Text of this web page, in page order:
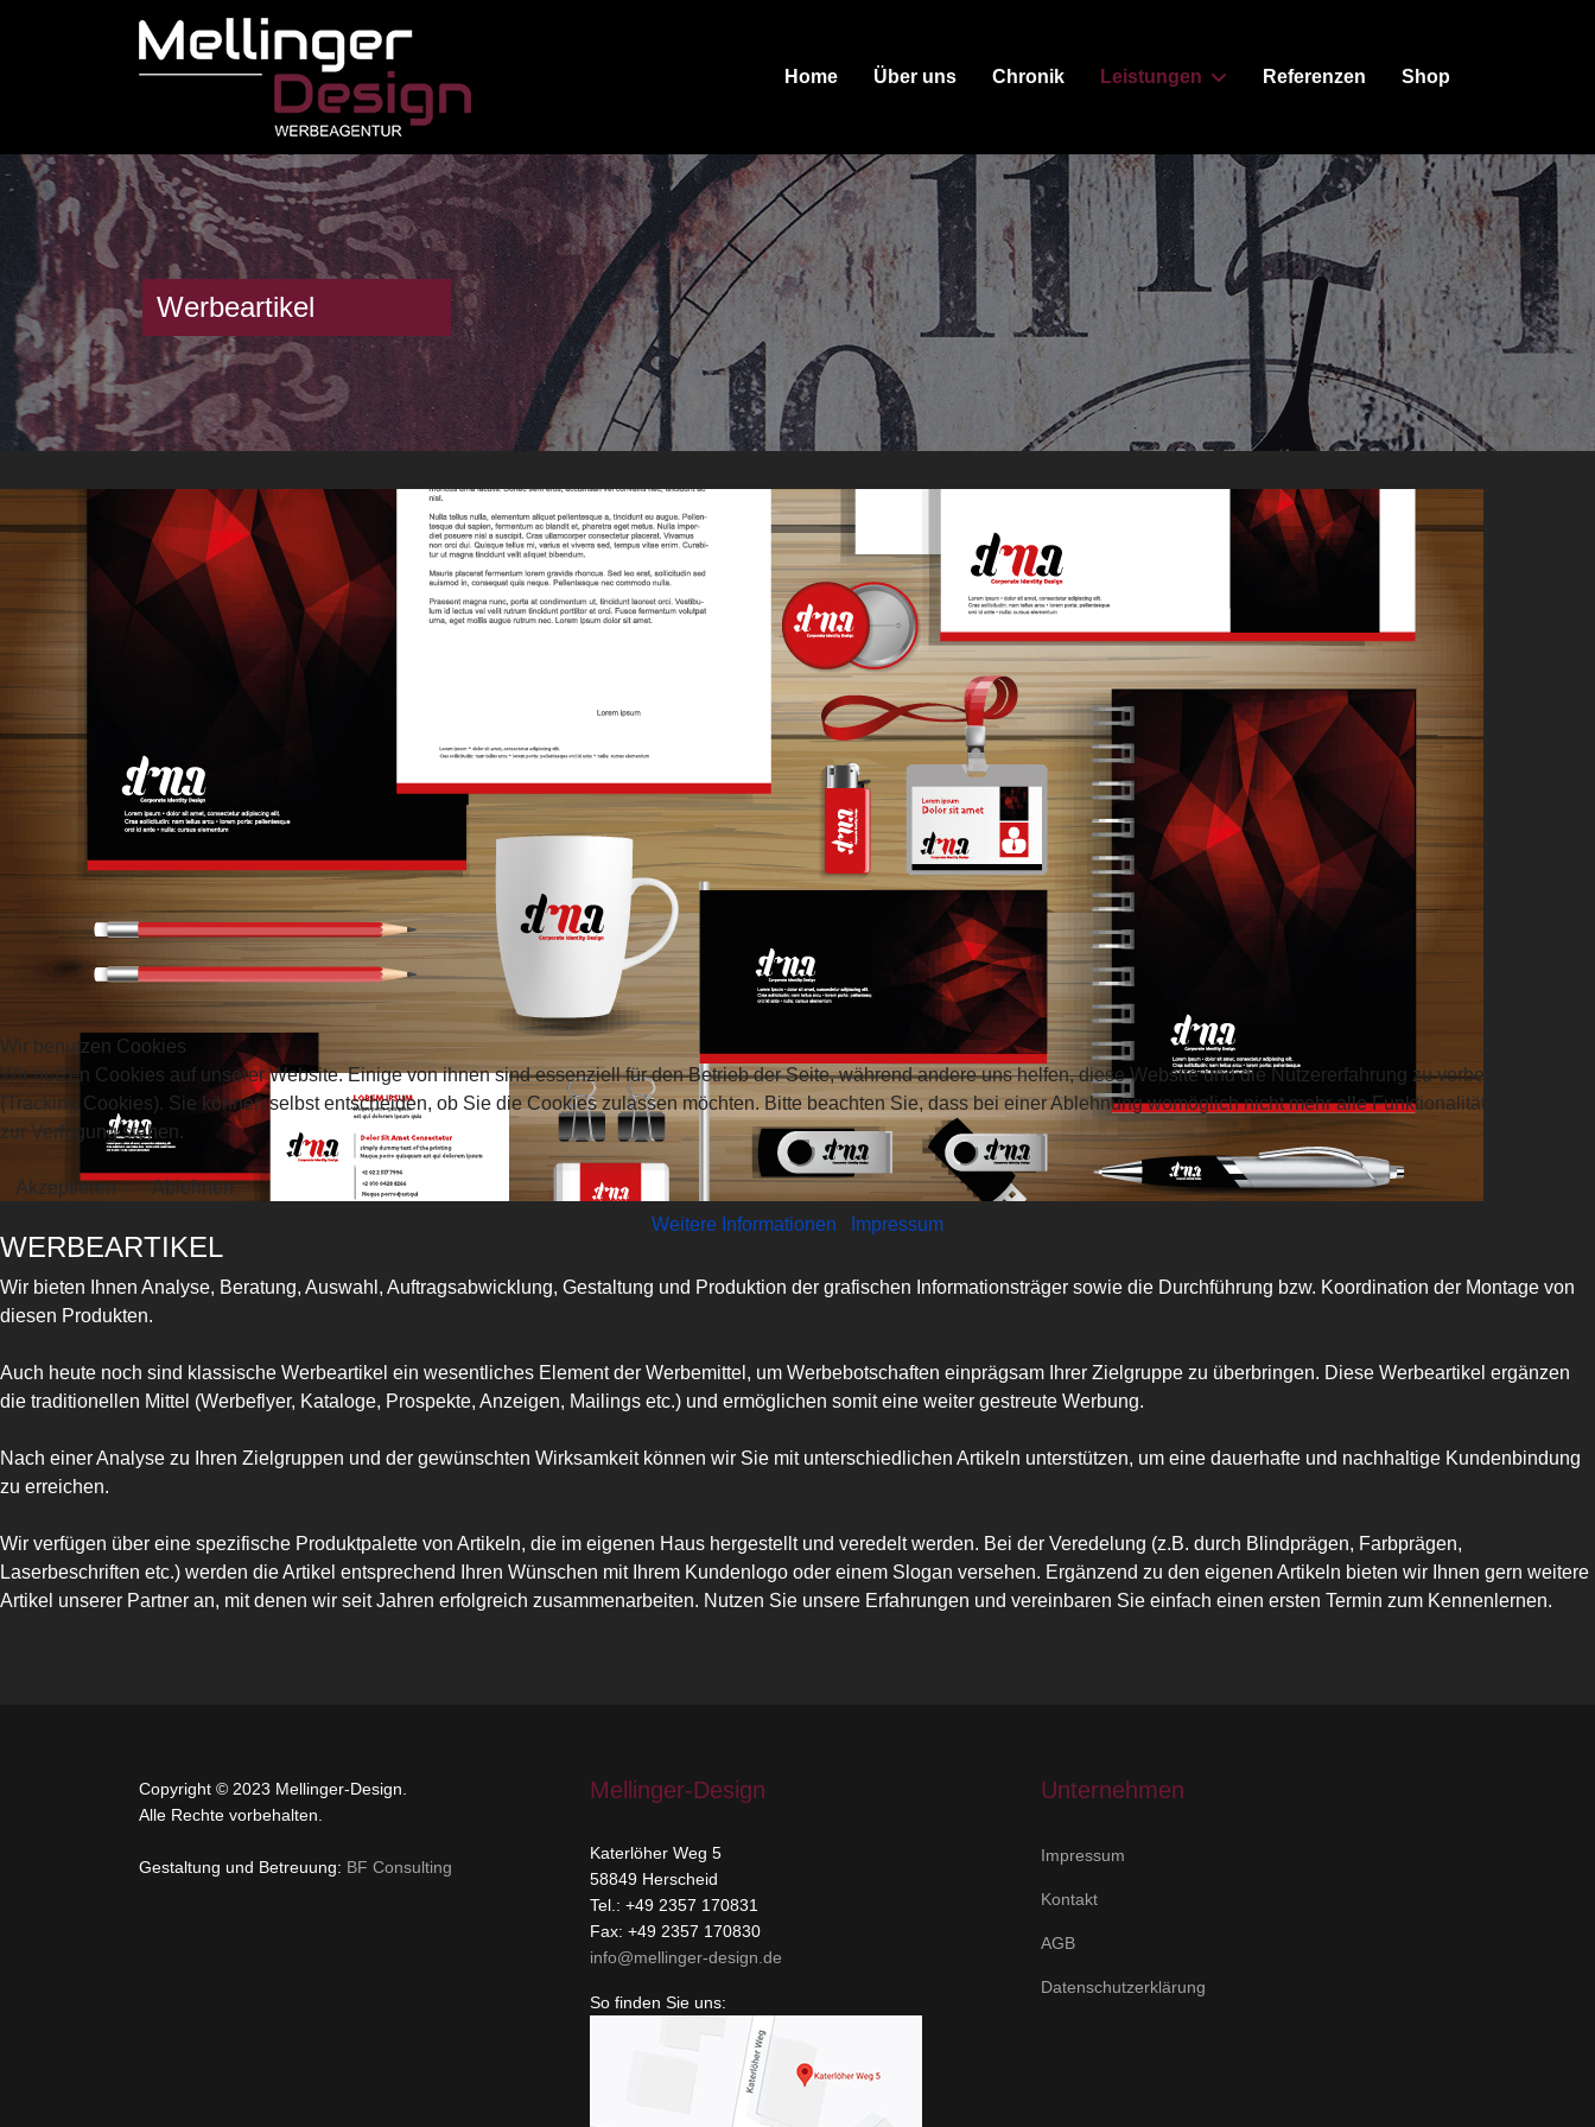
Home Über uns Chronik Leistungen Referenzen Shop
Werbeartikel
WERBEARTIKEL
Wir bieten Ihnen Analyse, Beratung, Auswahl, Auftragsabwicklung, Gestaltung und Produktion der grafischen Informationsträger sowie die Durchführung bzw. Koordination der Montage von
diesen Produkten.
Auch heute noch sind klassische Werbeartikel ein wesentliches Element der Werbemittel, um Werbebotschaften einprägsam Ihrer Zielgruppe zu überbringen. Diese Werbeartikel ergänzen
die traditionellen Mittel (Werbeflyer, Kataloge, Prospekte, Anzeigen, Mailings etc.) und ermöglichen somit eine weiter gestreute Werbung.
Nach einer Analyse zu Ihren Zielgruppen und der gewünschten Wirksamkeit können wir Sie mit unterschiedlichen Artikeln unterstützen, um eine dauerhafte und nachhaltige Kundenbindung
zu erreichen.
Wir verfügen über eine spezifische Produktpalette von Artikeln, die im eigenen Haus hergestellt und veredelt werden. Bei der Veredelung (z.B. durch Blindprägen, Farbprägen,
Laserbeschriften etc.) werden die Artikel entsprechend Ihren Wünschen mit Ihrem Kundenlogo oder einem Slogan versehen. Ergänzend zu den eigenen Artikeln bieten wir Ihnen gern weitere
Artikel unserer Partner an, mit denen wir seit Jahren erfolgreich zusammenarbeiten. Nutzen Sie unsere Erfahrungen und vereinbaren Sie einfach einen ersten Termin zum Kennenlernen.
Copyright © 2023 Mellinger-Design.
Alle Rechte vorbehalten.
Gestaltung und Betreuung: BF Consulting
Mellinger-Design
Katerlöher Weg 5
58849 Herscheid
Tel.: +49 2357 170831
Fax: +49 2357 170830
info@mellinger-design.de
So finden Sie uns:
Unternehmen
Impressum
Kontakt
AGB
Datenschutzerklärung
Wir benutzen Cookies
Wir nutzen Cookies auf unserer Website. Einige von ihnen sind essenziell für den Betrieb der Seite, während andere uns helfen, diese Website und die Nutzererfahrung zu verbessern
(Tracking Cookies). Sie können selbst entscheiden, ob Sie die Cookies zulassen möchten. Bitte beachten Sie, dass bei einer Ablehnung womöglich nicht mehr alle Funktionalitäten der Seite
zur Verfügung stehen.
Akzeptieren
Ablehnen
Weitere Informationen
Impressum